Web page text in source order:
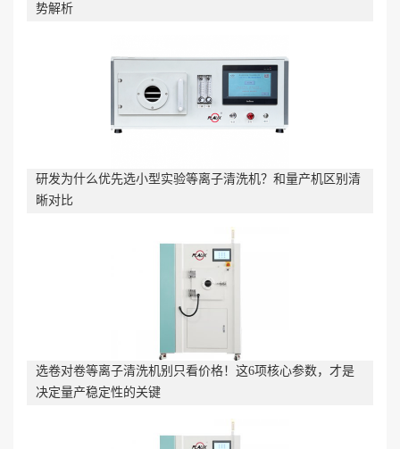
势解析
研发为什么优先选小型实验等离子清洗机？和量产机区别清
晰对比
选卷对卷等离子清洗机别只看价格！这6项核心参数，才是
决定量产稳定性的关键